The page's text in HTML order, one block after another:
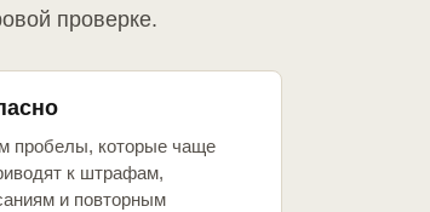
проверке.
пробелы, которые чаще
к штрафам,
и повторным